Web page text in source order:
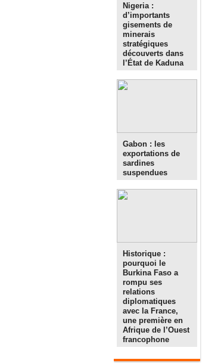
Nigeria :
d’importants
gisements de
minerais
stratégiques
découverts dans
l’État de Kaduna
Gabon : les
exportations de
sardines
suspendues
Historique :
pourquoi le
Burkina Faso a
rompu ses
relations
diplomatiques
avec la France,
une première en
Afrique de l’Ouest
francophone